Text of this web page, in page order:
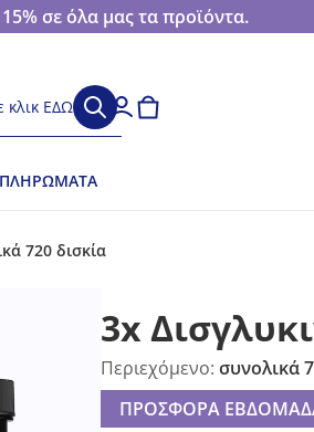
σε όλα μας τα προϊόντα.
κλικ ΕΔΩ
720 δισκία
3x
Περιεχόμενο: συνολικά
ΠΡΟΣΦΟΡΑ